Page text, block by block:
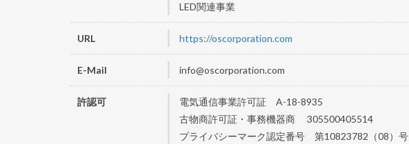
LED関連事業
URL https://oscorporation.com
E-Mail info@oscorporation.com
許認可
電気通信事業許可証 A-18-8935
古物商許可証・事務機器商 305500405514
プライバシーマーク認定番号 第10823782（08）号